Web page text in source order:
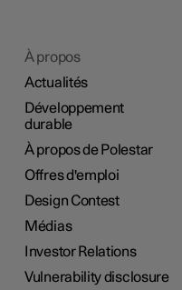
À propos
Actualités
Développement
durable
À propos de Polestar
Offres d'emploi
Design Contest
Médias
Investor Relations
Vulnerability disclosure